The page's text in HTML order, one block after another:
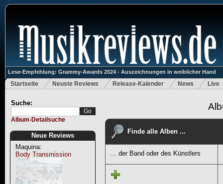
Lese-Empfehlung: Grammy-Awards 2024 - Auszeichnungen in weiblicher Hand
Startseite Neuste Reviews Release-Kalender News Live
Suche:
Album-Detailsuche
Neue Reviews
Maquina:
Body Transmission
Finde alle Alben ...
... der Band oder des Künstlers